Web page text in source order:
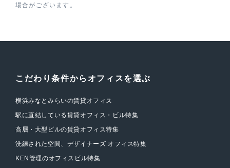
場合がございます。
こだわり条件からオフィスを選ぶ
横浜みなとみらいの賃貸オフィス
駅に直結している賃貸オフィス・ビル特集
高層・大型ビルの賃貸オフィス特集
洗練された空間、デザイナーズ オフィス特集
KEN管理のオフィスビル特集